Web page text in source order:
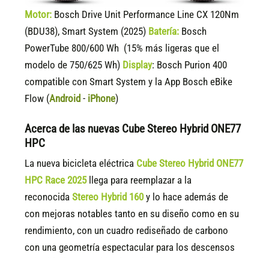
Motor: Bosch Drive Unit Performance Line CX 120Nm
(BDU38), Smart System (2025) Batería: Bosch
PowerTube 800/600 Wh (15% más ligeras que el
modelo de 750/625 Wh) Display: Bosch Purion 400
compatible con Smart System y la App Bosch eBike
Flow (Android - iPhone)
Acerca de las nuevas Cube Stereo Hybrid ONE77
HPC
La nueva bicicleta eléctrica Cube Stereo Hybrid ONE77
HPC Race 2025llega para reemplazar a la
reconocidaStereo Hybrid 160y lo hace además de
con mejoras notables tanto en su diseño como en su
rendimiento, con un cuadro rediseñado de carbono
con una geometría espectacular para los descensos